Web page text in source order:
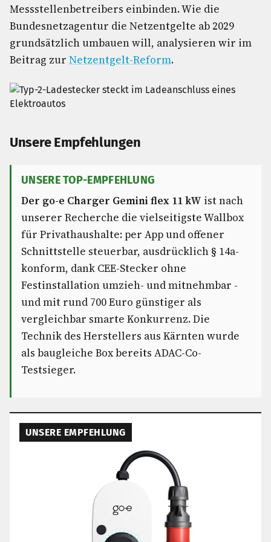
Messstellenbetreibers einbinden. Wie die
Bundesnetzagentur die Netzentgelte ab 2029
grundsätzlich umbauen will, analysieren wir im
Beitrag zur Netzentgelt-Reform.
Unsere Empfehlungen
UNSERE TOP-EMPFEHLUNG
Der go-e Charger Gemini flex 11 kW ist nach
unserer Recherche die vielseitigste Wallbox
für Privathaushalte: per App und offener
Schnittstelle steuerbar, ausdrücklich § 14a-
konform, dank CEE-Stecker ohne
Festinstallation umzieh- und mitnehmbar -
und mit rund 700 Euro günstiger als
vergleichbar smarte Konkurrenz. Die
Technik des Herstellers aus Kärnten wurde
als baugleiche Box bereits ADAC-Co-
Testsieger.
UNSERE EMPFEHLUNG